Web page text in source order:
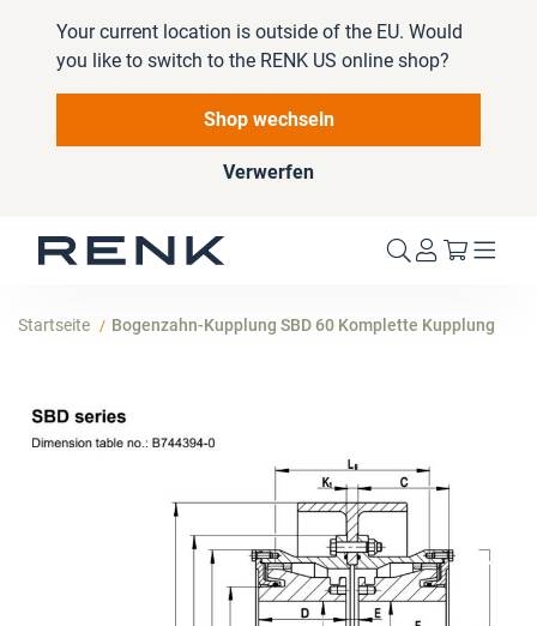
Your current location is outside of the EU. Would
you like to switch to the RENK US online shop?
Shop wechseln
Verwerfen
Mein
Startseite Bogenzahn-Kupplung SBD 60 Komplette Kupplung
Zum
Ende